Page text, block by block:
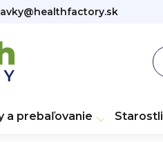
a prebaľovanie